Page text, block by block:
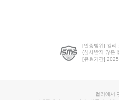
[인증범위] 컬리
(심사받지 않은
[유효기간]
컬리에서